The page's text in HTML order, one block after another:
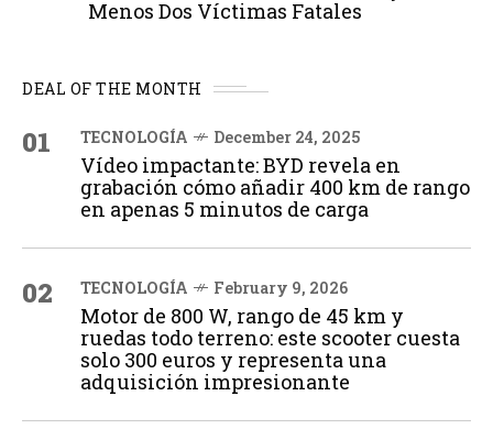
Menos Dos Víctimas Fatales
DEAL OF THE MONTH
01 TECNOLOGÍA December 24, 2025
Vídeo impactante: BYD revela en
grabación cómo añadir 400 km de rango
en apenas 5 minutos de carga
02 TECNOLOGÍA February 9, 2026
Motor de 800 W, rango de 45 km y
ruedas todo terreno: este scooter cuesta
solo 300 euros y representa una
adquisición impresionante